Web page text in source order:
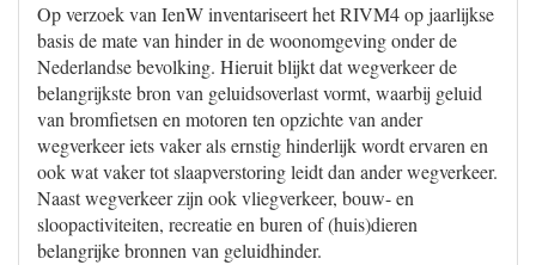
Op verzoek van IenW inventariseert het RIVM4 op jaarlijkse
basis de mate van hinder in de woonomgeving onder de
Nederlandse bevolking. Hieruit blijkt dat wegverkeer de
belangrijkste bron van geluidsoverlast vormt, waarbij geluid
van bromfietsen en motoren ten opzichte van ander
wegverkeer iets vaker als ernstig hinderlijk wordt ervaren en
ook wat vaker tot slaapverstoring leidt dan ander wegverkeer.
Naast wegverkeer zijn ook vliegverkeer, bouw- en
sloopactiviteiten, recreatie en buren of (huis)dieren
belangrijke bronnen van geluidhinder.